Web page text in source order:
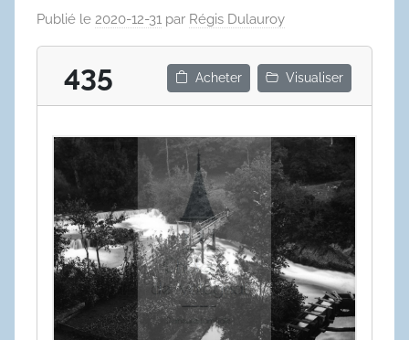
Publié le 2020-12-31 par Régis Dulauroy
435 Acheter Visualiser